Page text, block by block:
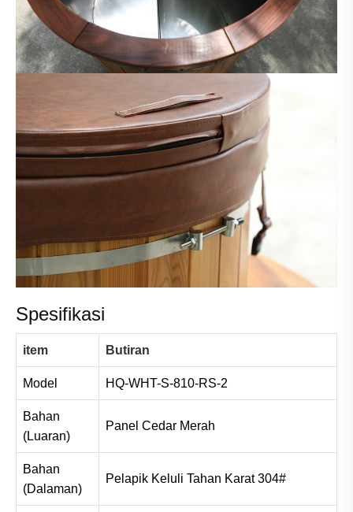
Spesifikasi
item Butiran
Model HQ-WHT-S-810-RS-2
Bahan
(Luaran)
Panel Cedar Merah
Bahan
(Dalaman)
Pelapik Keluli Tahan Karat 304#